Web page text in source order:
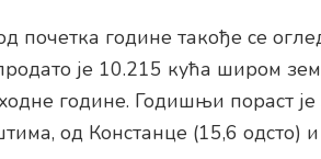
почетка године такође се
је 10.215 кућа широм
године. Годишњи пораст
од Констанце (15,6 одсто) и